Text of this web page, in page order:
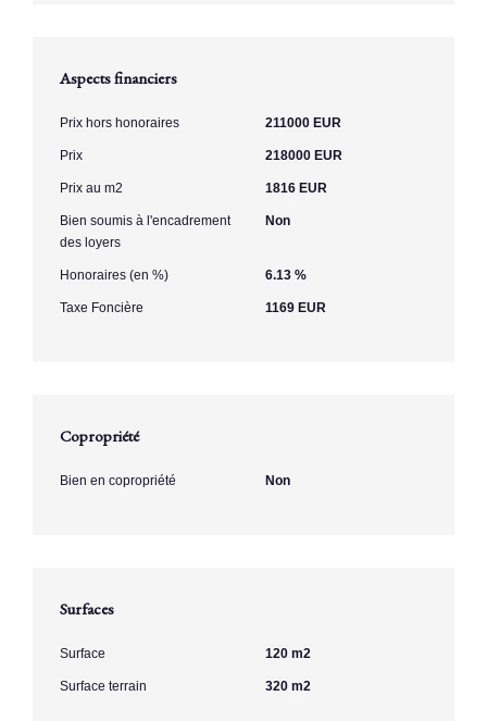
Aspects financiers
Prix hors honoraires 211000 EUR
Prix 218000 EUR
Prix au m2 1816 EUR
Bien soumis à l'encadrement
des loyers
Non
Honoraires (en %) 6.13 %
Taxe Foncière 1169 EUR
Copropriété
Bien en copropriété Non
Surfaces
Surface 120 m2
Surface terrain 320 m2